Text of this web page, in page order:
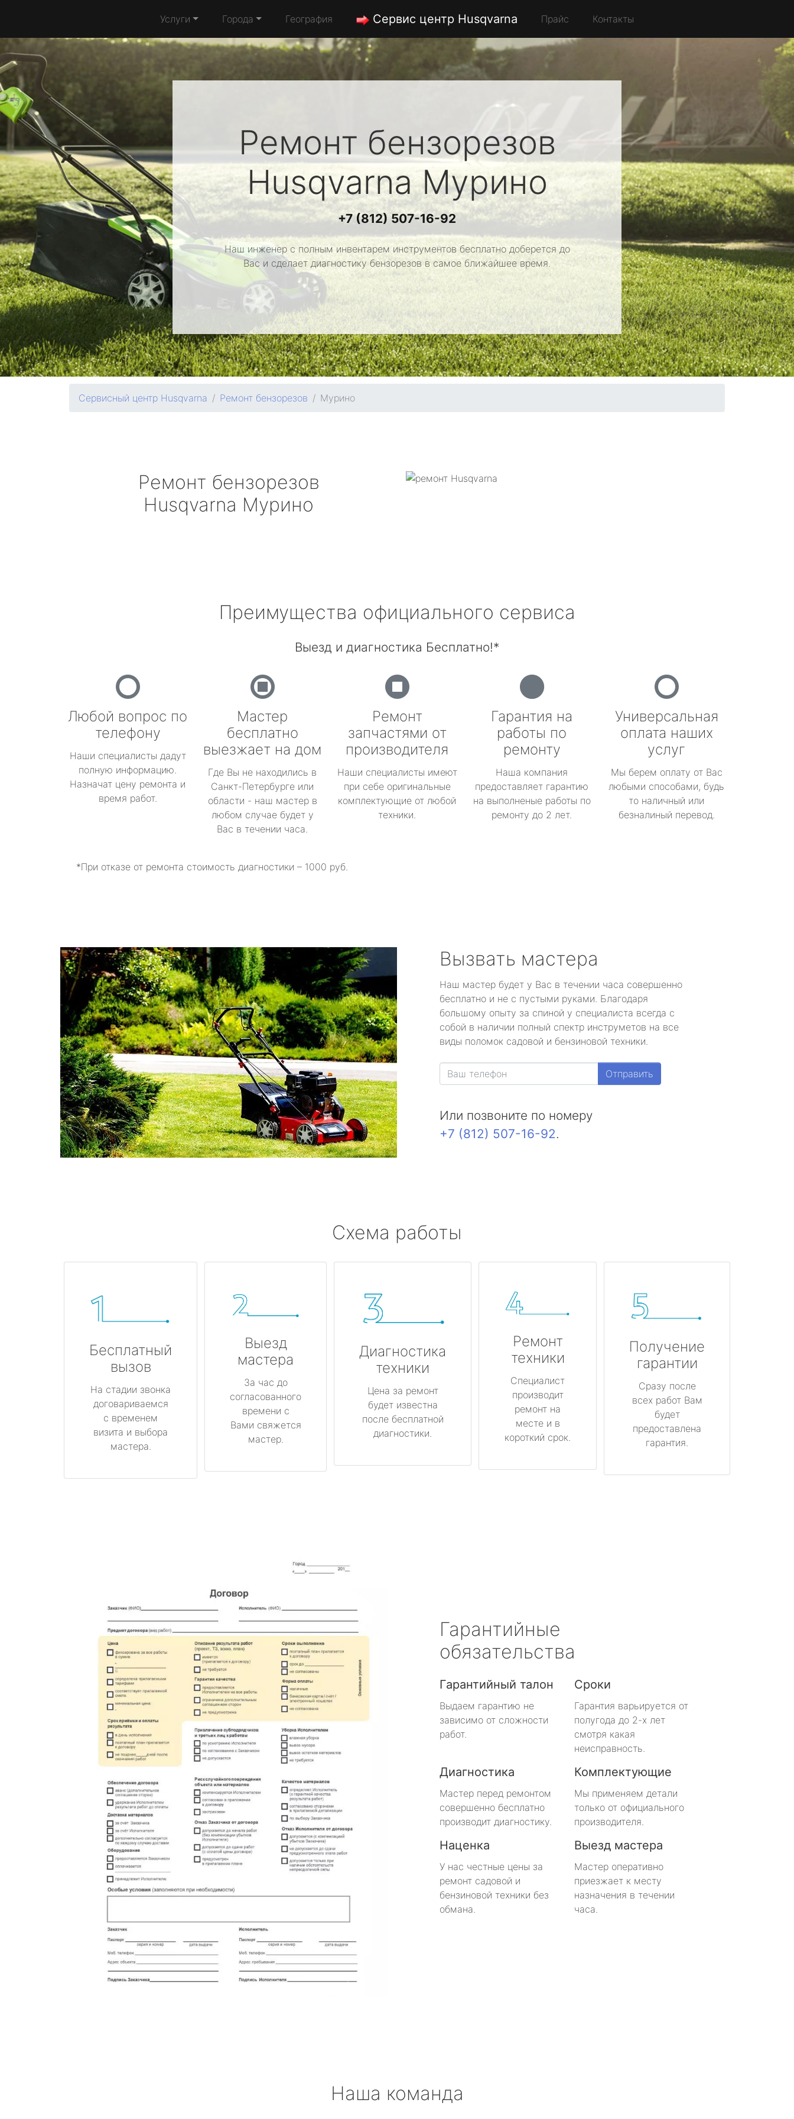
Услуги Города География Сервис центр Husqvarna Прайс Контакты
Ремонт бензорезов
HusqvarnaМурино
+7 (812) 507-16-92
Наш инженер с полным инвентарем инструментов бесплатно доберется до
Вас и сделает диагностику бензорезов в самое ближайшее время.
Сервисный центр Husqvarna Ремонт бензорезов Мурино
Ремонт бензорезов
Husqvarna Мурино
Преимущества официального сервиса
Выезд и диагностика Бесплатно!*
Любой вопрос по
телефону
Наши специалисты дадут
полную информацию.
Назначат цену ремонта и
время работ.
Мастер
бесплатно
выезжает на дом
Где Вы не находились в
Санкт-Петербурге или
области - наш мастер в
любом случае будет у
Вас в течении часа.
Ремонт
запчастями от
производителя
Наши специалисты имеют
при себе оригинальные
комплектующие от любой
техники.
Гарантия на
работы по
ремонту
Наша компания
предоставляет гарантию
на выполненые работы по
ремонту до 2 лет.
Универсальная
оплата наших
услуг
Мы берем оплату от Вас
любыми способами, будь
то наличный или
безналиный перевод.
*При отказе от ремонта стоимость диагностики – 1000 руб.
Вызвать мастера
Наш мастер будет у Вас в течении часа совершенно
бесплатно и не с пустыми руками. Благодаря
большому опыту за спиной у специалиста всегда с
собой в наличии полный спектр инструметов на все
виды поломок садовой и бензиновой техники.
Отправить
Или позвоните по номеру
+7 (812) 507-16-92.
Схема работы
Бесплатный
вызов
На стадии звонка
договариваемся
с временем
визита и выбора
мастера.
Выезд
мастера
За час до
согласованного
времени с
Вами свяжется
мастер.
Диагностика
техники
Цена за ремонт
будет известна
после бесплатной
диагностики.
Ремонт
техники
Специалист
производит
ремонт на
месте и в
короткий срок.
Получение
гарантии
Сразу после
всех работ Вам
будет
предоставлена
гарантия.
Гарантийные
обязательства
Гарантийный талон
Выдаем гарантию не
зависимо от сложности
работ.
Сроки
Гарантия варьируется от
полугода до 2-х лет
смотря какая
неисправность.
Диагностика
Мастер перед ремонтом
совершенно бесплатно
производит диагностику.
Комплектующие
Мы применяем детали
только от официального
производителя.
Наценка
У нас честные цены за
ремонт садовой и
бензиновой техники без
обмана.
Выезд мастера
Мастер оперативно
приезжает к месту
назначения в течении
часа.
Наша команда